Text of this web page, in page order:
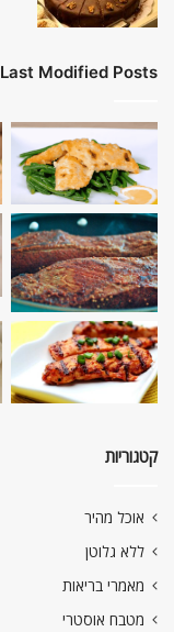
Last Modified Posts
קטגוריות
אוכל מהיר
ללא גלוטן
מאמרי בריאות
מטבח אוסטרי